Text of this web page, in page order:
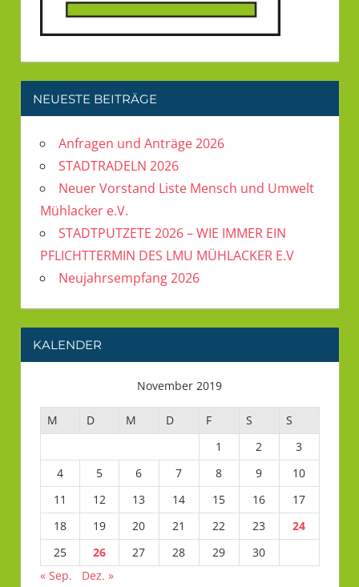
NEUESTE BEITRÄGE
Anfragen und Anträge 2026
STADTRADELN 2026
Neuer Vorstand Liste Mensch und Umwelt
Mühlacker e.V.
STADTPUTZETE 2026 – WIE IMMER EIN
PFLICHTTERMIN DES LMU MÜHLACKER E.V
Neujahrsempfang 2026
KALENDER
November 2019
M D M D F S
S
1
2
3
4
5 6 7 8 9
10
11
12 13 14 15 16
17
18
19 20 21 22 23
24
25
26 27 28 29
30
« Sep.
Dez. »